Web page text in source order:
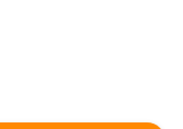
間収納 すき間収納 隙
ク キッチンラック キ
ック ラック ストッカ